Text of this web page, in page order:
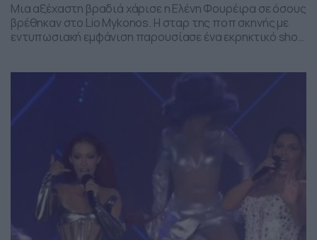
Μια αξέχαστη βραδιά χάρισε η Ελένη Φουρέιρα σε όσους
βρέθηκαν στο Lio Mykonos. Η σταρ της ποπ σκηνής με
εντυπωσιακή εμφάνιση παρουσίασε ένα εκρηκτικό show
Ασημακόπουλο και Ελευθερία Ελευθερίου. Ήταν η
δεύτερη φορά που η 37χρονη ερμηνεύτρια τραγούδησε
στο Lio, […]